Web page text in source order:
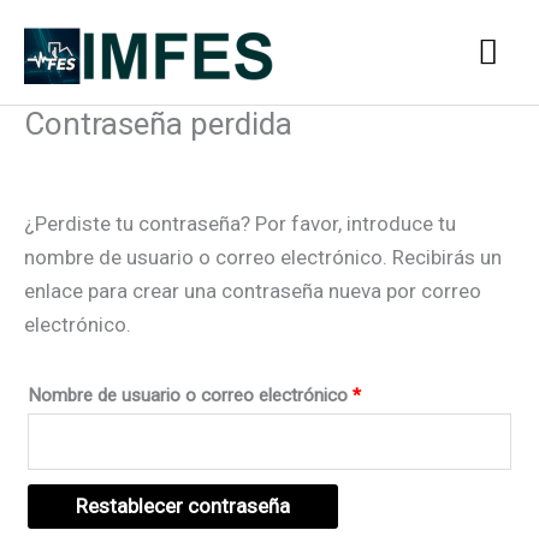
contenido
Contraseña perdida
¿Perdiste tu contraseña? Por favor, introduce tu
nombre de usuario o correo electrónico. Recibirás un
enlace para crear una contraseña nueva por correo
electrónico.
Nombre de usuario o correo electrónico *
Restablecer contraseña